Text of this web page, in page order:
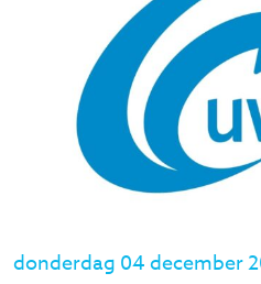
donderdag 04 december